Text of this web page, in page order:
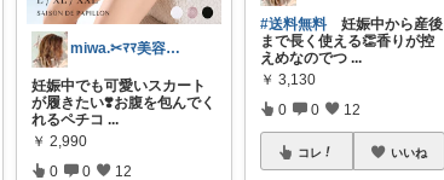
miwa.✂︎ﾏﾏ美容師💎
妊娠中でも可愛いスカート
が履きたい❣️お腹を包んでく
れるペチコ ...
￥ 2,990
0 0 12
#送料無料 妊娠中から産後
まで長く使える👏香りが控
えめなのでつ ...
￥ 3,130
0 0 12
コレ いいね